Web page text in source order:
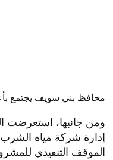
محافظ بني سويف يجتمع
ومن جانبها، استعرضت
إدارة شركة مياه
الموقف التنفيذي